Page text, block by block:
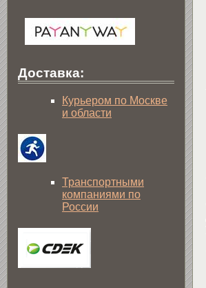
Доставка:
Курьером по Москве
и области
Транспортными
компаниями по
России